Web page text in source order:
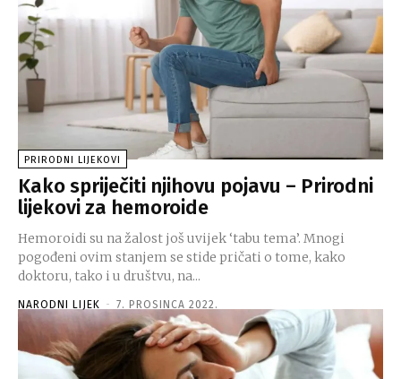
PRIRODNI LIJEKOVI
Kako spriječiti njihovu pojavu – Prirodni
lijekovi za hemoroide
Hemoroidi su na žalost još uvijek ‘tabu tema’. Mnogi
pogođeni ovim stanjem se stide pričati o tome, kako
doktoru, tako i u društvu, na...
NARODNI LIJEK - 7. PROSINCA 2022.